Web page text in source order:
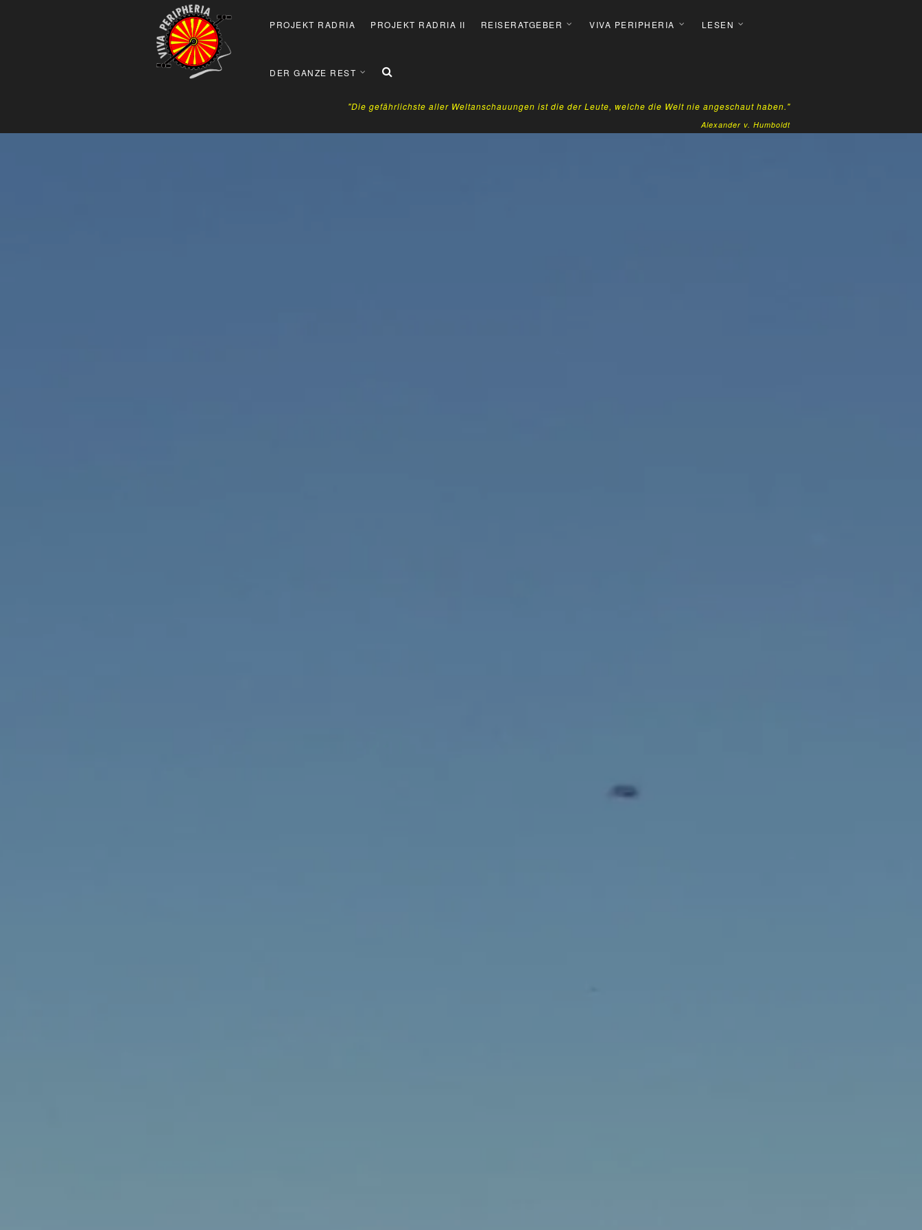
PROJEKT RADRIA PROJEKT RADRIA II REISERATGEBER VIVA PERIPHERIA LESEN
DER GANZE REST
"Die gefährlichste aller Weltanschauungen ist die der Leute, welche die Welt nie angeschaut haben."
Alexander v. Humboldt